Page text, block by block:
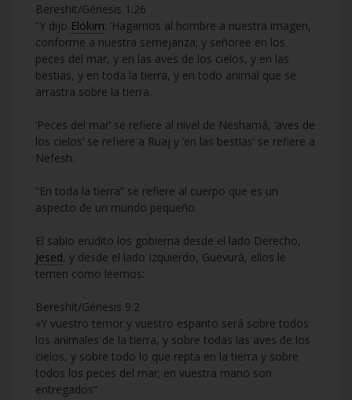
Bereshit/Génesis 1:26
“Y dijo Elokim: ‘Hagamos al hombre a nuestra imagen,
conforme a nuestra semejanza; y señoree en los
peces del mar, y en las aves de los cielos, y en las
bestias, y en toda la tierra, y en todo animal que se
arrastra sobre la tierra.
‘Peces del mar’ se refiere al nivel de Neshamá, ‘aves de
los cielos’ se refiere a Ruaj y ‘en las bestias’ se refiere a
Nefesh.
“En toda la tierra” se refiere al cuerpo que es un
aspecto de un mundo pequeño.
El sabio erudito los gobierna desde el lado Derecho,
Jesed, y desde el lado Izquierdo, Guevurá, ellos le
temen como leemos:
Bereshit/Génesis 9:2
«Y vuestro temor y vuestro espanto será sobre todos
los animales de la tierra, y sobre todas las aves de los
cielos, y sobre todo lo que repta en la tierra y sobre
todos los peces del mar; en vuestra mano son
entregados”